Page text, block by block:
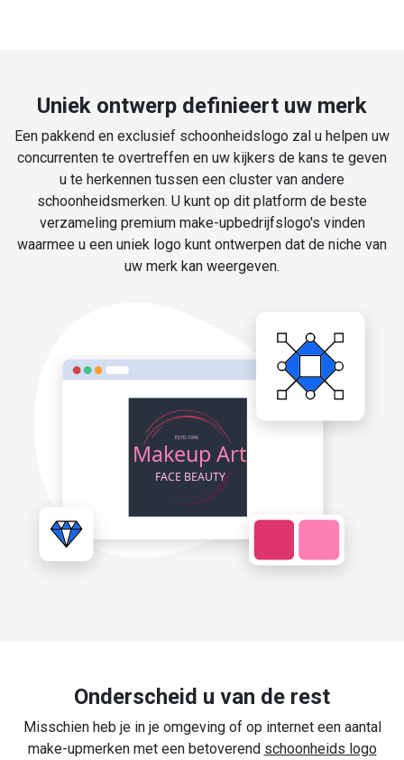
Uniek ontwerp definieert uw merk
Een pakkend en exclusief schoonheidslogo zal u helpen uw
concurrenten te overtreffen en uw kijkers de kans te geven
u te herkennen tussen een cluster van andere
schoonheidsmerken. U kunt op dit platform de beste
verzameling premium make-upbedrijfslogo's vinden
waarmee u een uniek logo kunt ontwerpen dat de niche van
uw merk kan weergeven.
Onderscheid u van de rest
Misschien heb je in je omgeving of op internet een aantal
make-upmerken met een betoverend schoonheids logo